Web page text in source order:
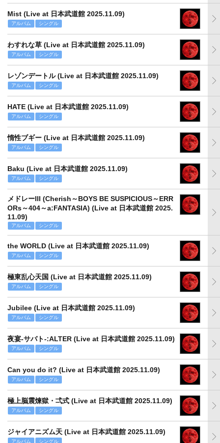
Mist (Live at 日本武道館 2025.11.09)
アルバム シングル
わすれな草 (Live at 日本武道館 2025.11.09)
アルバム シングル
レゾンデートル (Live at 日本武道館 2025.11.09)
アルバム シングル
HATE (Live at 日本武道館 2025.11.09)
アルバム シングル
惰性ブギー (Live at 日本武道館 2025.11.09)
アルバム シングル
Baku (Live at 日本武道館 2025.11.09)
アルバム シングル
メドレーIII (Cherish～BOYS BE SUSPICIOUS～ERR
ORs～404～a:FANTASIA) (Live at 日本武道館 2025.
11.09)
アルバム シングル
the WORLD (Live at 日本武道館 2025.11.09)
アルバム シングル
極東乱心天国 (Live at 日本武道館 2025.11.09)
アルバム シングル
Jubilee (Live at 日本武道館 2025.11.09)
アルバム シングル
夜宴-サバト-:ALTER (Live at 日本武道館 2025.11.09)
アルバム シングル
Can you do it? (Live at 日本武道館 2025.11.09)
アルバム シングル
極上脳震煉獄・弌式 (Live at 日本武道館 2025.11.09)
アルバム シングル
ジャイアニズム天 (Live at 日本武道館 2025.11.09)
アルバム シングル